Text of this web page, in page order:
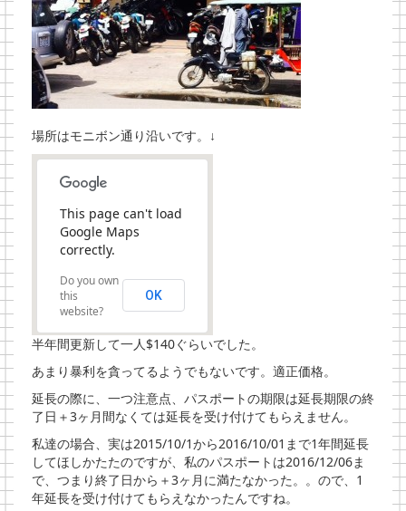
場所はモニボン通り沿いです。↓
This page can't load
Google Maps
correctly.
Do you own
this
website?
OK
半年間更新して一人$140ぐらいでした。
あまり暴利を貪ってるようでもないです。適正価格。
延長の際に、一つ注意点、パスポートの期限は延長期限の終
了日＋3ヶ月間なくては延長を受け付けてもらえません。
私達の場合、実は2015/10/1から2016/10/01まで1年間延長
してほしかたたのですが、私のパスポートは2016/12/06ま
で、つまり終了日から＋3ヶ月に満たなかった。。ので、1
年延長を受け付けてもらえなかったんですね。